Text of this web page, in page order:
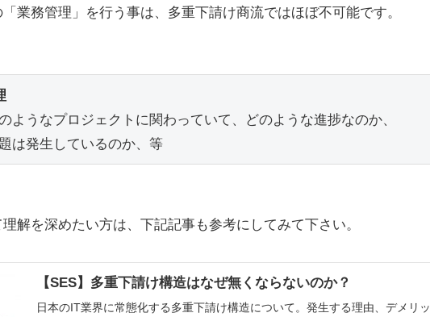
業務管理」を行う事は、多重下請け商流ではほぼ不可能です。
ようなプロジェクトに関わっていて、どのような進捗なのか、
解を深めたい方は、下記記事も参考にしてみて下さい。
【SES】多重下請け構造はなぜ無くならないのか？
日本のIT業界に常態化する多重下請け構造について。発生する理由、デメリッ